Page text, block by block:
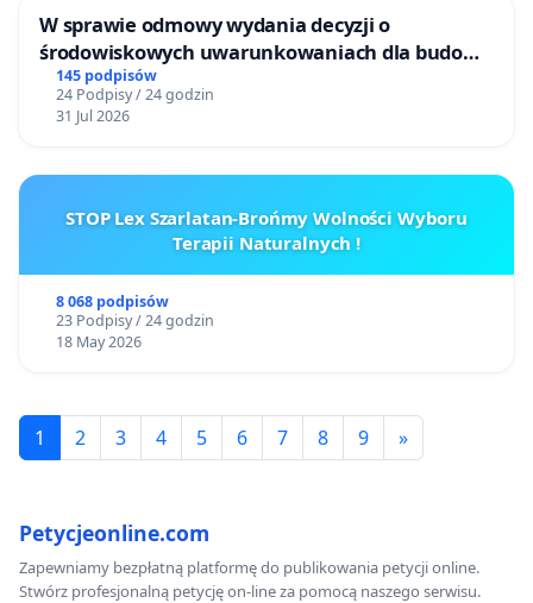
W sprawie odmowy wydania decyzji o
środowiskowych uwarunkowaniach dla budowy
zakładu wytwarzania biometanu „Krynki” w
Ostrowiu Południowym oraz ochrony
mieszkańców i Puszczy Knyszyńskiej
145 podpisów
24 Podpisy / 24 godzin
31 Jul 2026
STOP Lex Szarlatan-Brońmy Wolności Wyboru
Terapii Naturalnych !
8 068 podpisów
23 Podpisy / 24 godzin
18 May 2026
1 2 3 4 5 6 7 8 9 »
Petycjeonline.com
Zapewniamy bezpłatną platformę do publikowania petycji online.
Stwórz profesjonalną petycję on-line za pomocą naszego serwisu.